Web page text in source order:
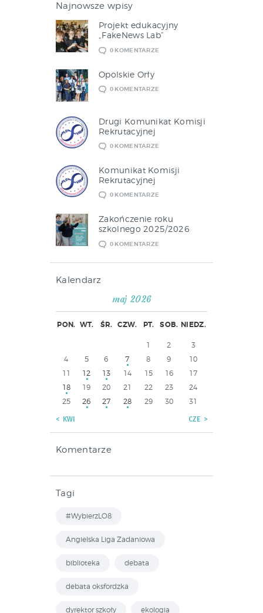
Najnowsze wpisy
Projekt edukacyjny
„FakeNews Lab”
0 KOMENTARZE
Opolskie Orły
0 KOMENTARZE
Drugi Komunikat Komisji
Rekrutacyjnej
0 KOMENTARZE
Komunikat Komisji
Rekrutacyjnej
0 KOMENTARZE
Zakończenie roku
szkolnego 2025/2026
0 KOMENTARZE
Kalendarz
maj 2026
PON. WT. ŚR. CZW. PT. SOB. NIEDZ.
1 2
3
4
5 6 7 8 9
10
11
12 13 14 15 16
17
18
19 20 21 22 23
24
25
26 27 28 29 30 31
« KWI CZE »
Komentarze
Tagi
#WybierzLO8
Angielska Liga Zadaniowa
biblioteka debata
debata oksfordzka
dyrektor szkoły ekologia